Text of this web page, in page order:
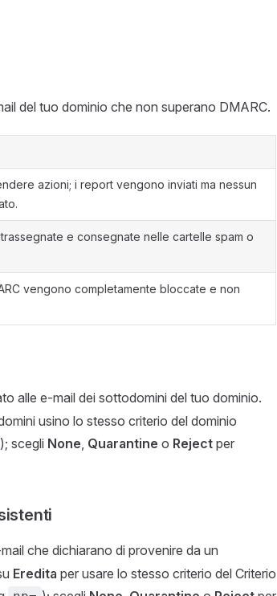
del tuo dominio che non superano DMARC.
azioni; i report vengono inviati ma nessun
e consegnate nelle cartelle spam o
vengono completamente bloccate e non
alle e-mail dei sottodomini del tuo dominio.
usino lo stesso criterio del dominio
); scegli None, Quarantine o Reject per
che dichiarano di provenire da un
Eredita per usare lo stesso criterio del Criterio